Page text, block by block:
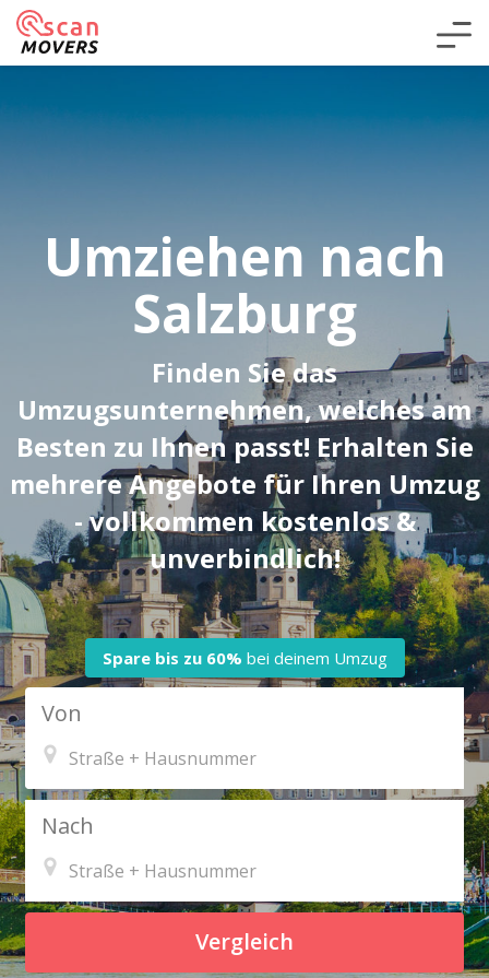
Umziehen nach
Salzburg
Finden Sie das
Umzugsunternehmen, welches am
Besten zu Ihnen passt! Erhalten Sie
mehrere Angebote für Ihren Umzug
- vollkommen kostenlos &
unverbindlich!
Spare bis zu 60% bei deinem Umzug
Von
Nach
Vergleich